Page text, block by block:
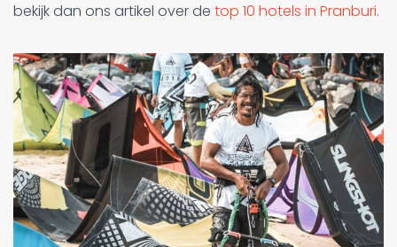
bekijk dan ons artikel over de top 10 hotels in Pranburi.